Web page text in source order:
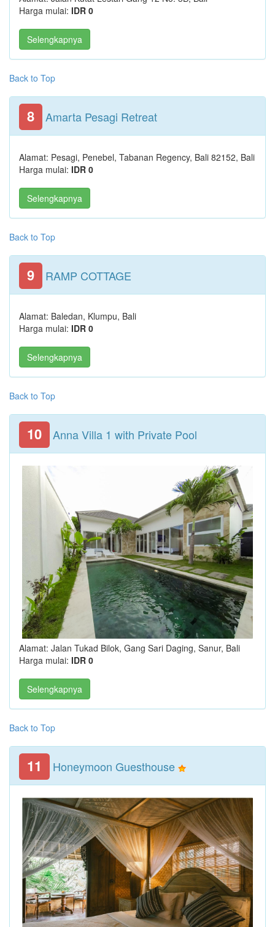
Harga mulai: IDR 0
Selengkapnya
Back to Top
8 Amarta Pesagi Retreat
Alamat: Pesagi, Penebel, Tabanan Regency, Bali 82152, Bali
Harga mulai: IDR 0
Selengkapnya
Back to Top
9 RAMP COTTAGE
Alamat: Baledan, Klumpu, Bali
Harga mulai: IDR 0
Selengkapnya
Back to Top
10 Anna Villa 1 with Private Pool
Alamat: Jalan Tukad Bilok, Gang Sari Daging, Sanur, Bali
Harga mulai: IDR 0
Selengkapnya
Back to Top
11 Honeymoon Guesthouse